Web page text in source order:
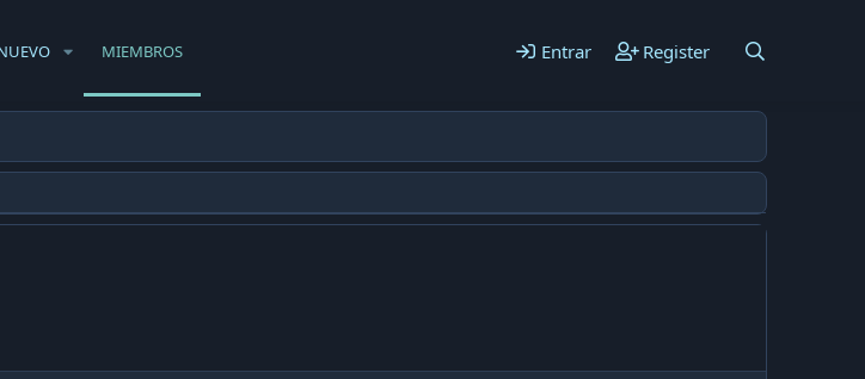
MIEMBROS Entrar Register